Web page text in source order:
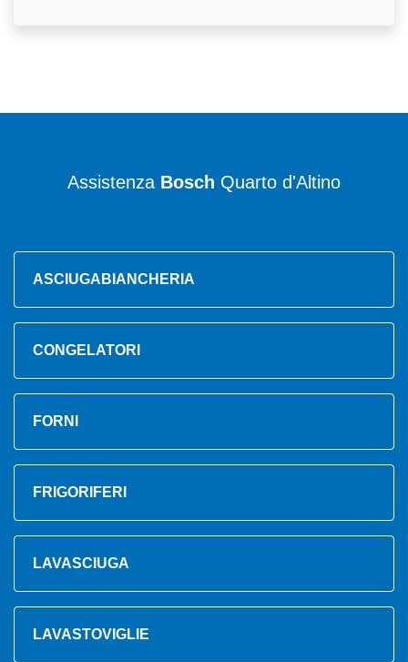
Assistenza Bosch Quarto d'Altino
ASCIUGABIANCHERIA
CONGELATORI
FORNI
FRIGORIFERI
LAVASCIUGA
LAVASTOVIGLIE